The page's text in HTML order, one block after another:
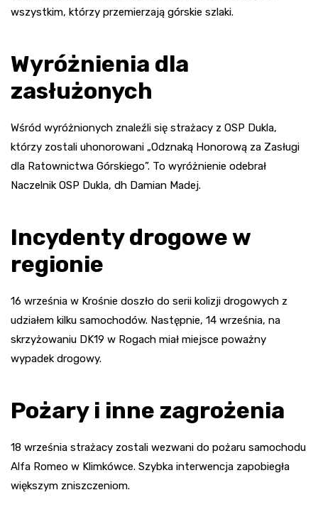
wszystkim, którzy przemierzają górskie szlaki.
Wyróżnienia dla
zasłużonych
Wśród wyróżnionych znaleźli się strażacy z OSP Dukla,
którzy zostali uhonorowani „Odznaką Honorową za Zasługi
dla Ratownictwa Górskiego”. To wyróżnienie odebrał
Naczelnik OSP Dukla, dh Damian Madej.
Incydenty drogowe w
regionie
16 września w Krośnie doszło do serii kolizji drogowych z
udziałem kilku samochodów. Następnie, 14 września, na
skrzyżowaniu DK19 w Rogach miał miejsce poważny
wypadek drogowy.
Pożary i inne zagrożenia
18 września strażacy zostali wezwani do pożaru samochodu
Alfa Romeo w Klimkówce. Szybka interwencja zapobiegła
większym zniszczeniom.